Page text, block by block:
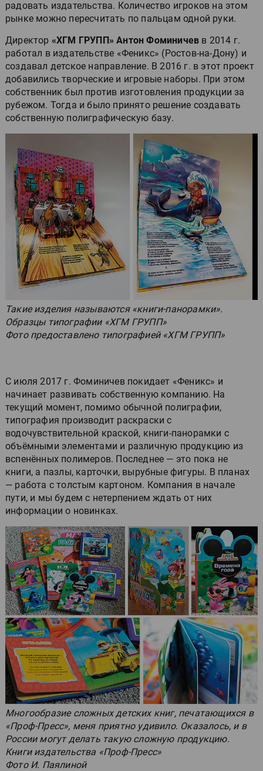
радовать издательства. Количество игроков на этом
рынке можно пересчитать по пальцам одной руки.
Директор «ХГМ ГРУПП» Антон Фоминичев в 2014 г.
работал в издательстве «Феникс» (Ростов-на-Дону) и
создавал детское направление. В 2016 г. в этот проект
добавились творческие и игровые наборы. При этом
собственник был против изготовления продукции за
рубежом. Тогда и было принято решение создавать
собственную полиграфическую базу.
Такие изделия называются «книги-панорамки».
Образцы типографии «ХГМ ГРУПП»
Фото предоставлено типографией «ХГМ ГРУПП»
С июля 2017 г. Фоминичев покидает «Феникс» и
начинает развивать собственную компанию. На
текущий момент, помимо обычной полиграфии,
типография производит раскраски с
водочувствительной краской, книги-панорамки с
объёмными элементами и различную продукцию из
вспенённых полимеров. Последнее — это пока не
книги, а пазлы, карточки, вырубные фигуры. В планах
— работа с толстым картоном. Компания в начале
пути, и мы будем с нетерпением ждать от них
информации о новинках.
Многообразие сложных детских книг, печатающихся в
«Проф-Пресс», меня приятно удивило. Оказалось, и в
России могут делать такую сложную продукцию.
Книги издательства «Проф-Пресс»
Фото И. Паялиной